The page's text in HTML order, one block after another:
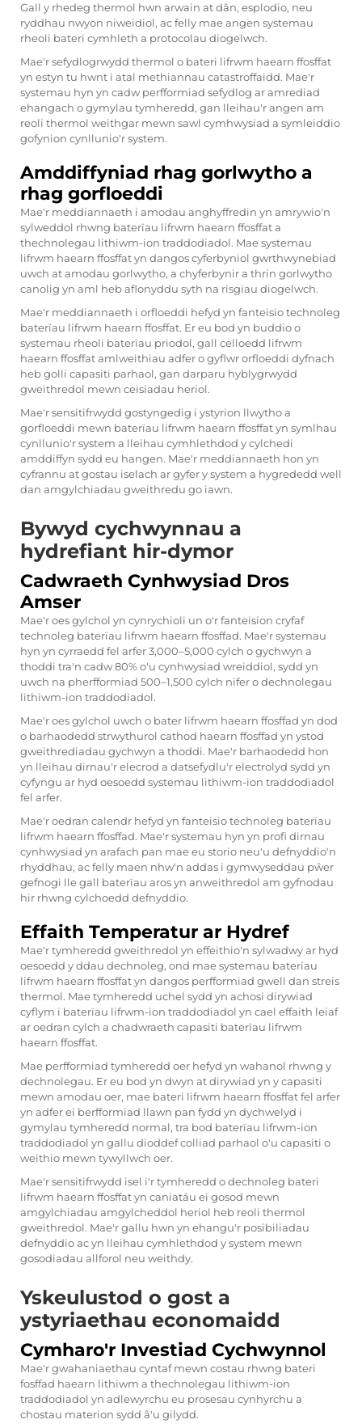
Gall y rhedeg thermol hwn arwain at dân, esplodio, neu
ryddhau nwyon niweidiol, ac felly mae angen systemau
rheoli bateri cymhleth a protocolau diogelwch.
Mae'r sefydlogrwydd thermol o bateri lifrwm haearn ffosffat
yn estyn tu hwnt i atal methiannau catastroffaidd. Mae'r
systemau hyn yn cadw perfformiad sefydlog ar amrediad
ehangach o gymylau tymheredd, gan lleihau'r angen am
reoli thermol weithgar mewn sawl cymhwysiad a symleiddio
gofynion cynllunio'r system.
Amddiffyniad rhag gorlwytho a
rhag gorfloeddi
Mae'r meddiannaeth i amodau anghyffredin yn amrywio'n
sylweddol rhwng baterïau lifrwm haearn ffosffat a
thechnolegau lithiwm-ion traddodiadol. Mae systemau
lifrwm haearn ffosffat yn dangos cyferbyniol gwrthwynebiad
uwch at amodau gorlwytho, a chyferbynir a thrin gorlwytho
canolig yn aml heb aflonyddu syth na risgiau diogelwch.
Mae'r meddiannaeth i orfloeddi hefyd yn fanteisio technoleg
baterïau lifrwm haearn ffosffat. Er eu bod yn buddio o
systemau rheoli baterïau priodol, gall celloedd lifrwm
haearn ffosffat amlweithiau adfer o gyflwr orfloeddi dyfnach
heb golli capasiti parhaol, gan darparu hyblygrwydd
gweithredol mewn ceisiadau heriol.
Mae'r sensitifrwydd gostyngedig i ystyrion llwytho a
gorfloeddi mewn baterïau lifrwm haearn ffosffat yn symlhau
cynllunio'r system a lleihau cymhlethdod y cylchedi
amddiffyn sydd eu hangen. Mae'r meddiannaeth hon yn
cyfrannu at gostau iselach ar gyfer y system a hygrededd well
dan amgylchiadau gweithredu go iawn.
Bywyd cychwynnau a
hydrefiant hir-dymor
Cadwraeth Cynhwysiad Dros
Amser
Mae'r oes gylchol yn cynrychioli un o'r fanteision cryfaf
technoleg baterïau lifrwm haearn ffosffad. Mae'r systemau
hyn yn cyrraedd fel arfer 3,000–5,000 cylch o gychwyn a
thoddi tra'n cadw 80% o'u cynhwysiad wreiddiol, sydd yn
uwch na pherfformiad 500–1,500 cylch nifer o dechnolegau
lithiwm-ion traddodiadol.
Mae'r oes gylchol uwch o bater lifrwm haearn ffosffad yn dod
o barhaodedd strwythurol cathod haearn ffosffad yn ystod
gweithrediadau gychwyn a thoddi. Mae'r barhaodedd hon
yn lleihau dirnau'r elecrod a datsefydlu'r electrolyd sydd yn
cyfyngu ar hyd oesoedd systemau lithiwm-ion traddodiadol
fel arfer.
Mae'r oedran calendr hefyd yn fanteisio technoleg baterïau
lifrwm haearn ffosffad. Mae'r systemau hyn yn profi dirnau
cynhwysiad yn arafach pan mae eu storio neu'u defnyddio'n
rhyddhau, ac felly maen nhw'n addas i gymwyseddau pŵer
gefnogi lle gall baterïau aros yn anweithredol am gyfnodau
hir rhwng cylchoedd defnyddio.
Effaith Temperatur ar Hydref
Mae'r tymheredd gweithredol yn effeithio'n sylwadwy ar hyd
oesoedd y ddau dechnoleg, ond mae systemau baterïau
lifrwm haearn ffosffat yn dangos perfformiad gwell dan streis
thermol. Mae tymheredd uchel sydd yn achosi dirywiad
cyflym i baterïau lifrwm-ion traddodiadol yn cael effaith leiaf
ar oedran cylch a chadwraeth capasiti baterïau lifrwm
haearn ffosffat.
Mae perfformiad tymheredd oer hefyd yn wahanol rhwng y
dechnolegau. Er eu bod yn dwyn at dirywiad yn y capasiti
mewn amodau oer, mae bateri lifrwm haearn ffosffat fel arfer
yn adfer ei berfformiad llawn pan fydd yn dychwelyd i
gymylau tymheredd normal, tra bod baterïau lifrwm-ion
traddodiadol yn gallu dioddef colliad parhaol o'u capasiti o
weithio mewn tywyllwch oer.
Mae'r sensitifrwydd isel i'r tymheredd o dechnoleg bateri
lifrwm haearn ffosffat yn caniatáu ei gosod mewn
amgylchiadau amgylcheddol heriol heb reoli thermol
gweithredol. Mae'r gallu hwn yn ehangu'r posibiliadau
defnyddio ac yn lleihau cymhlethdod y system mewn
gosodiadau allforol neu weithdy.
Yskeulustod o gost a
ystyriaethau economaidd
Cymharo'r Investiad Cychwynnol
Mae'r gwahaniaethau cyntaf mewn costau rhwng bateri
fosffad haearn lithiwm a thechnolegau lithiwm-ion
traddodiadol yn adlewyrchu eu prosesau cynhyrchu a
chostau materion sydd â'u gilydd.